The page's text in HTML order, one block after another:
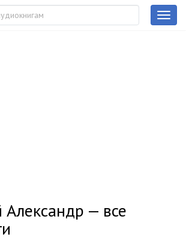
Александр — все